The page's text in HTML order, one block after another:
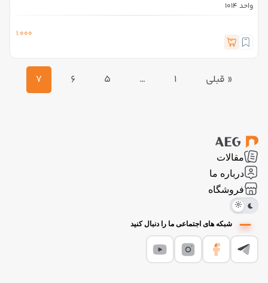
واحد 1014
1.000
« قبلی 1
…
5
6
7
مقالات
درباره ما
فروشگاه
شبکه های اجتماعی ما را دنبال کنید